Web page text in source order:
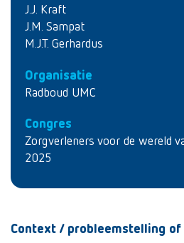
J.J. Kraft
J.M. Sampat
M.J.T. Gerhardus
Organisatie
Radboud UMC
Congres
Zorgverleners voor de wereld
2025
Context / probleemstelling of